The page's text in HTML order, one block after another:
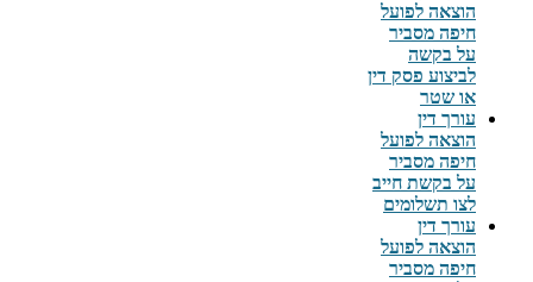
הוצאה לפועל
חיפה מסביר
על בקשה
לביצוע פסק דין
או שטר
עורך דין
הוצאה לפועל
חיפה מסביר
על בקשת חייב
לצו תשלומים
עורך דין
הוצאה לפועל
חיפה מסביר